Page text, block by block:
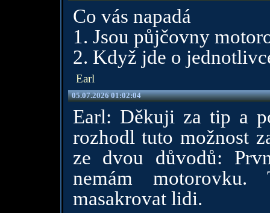
Co vás napadá
1. Jsou půjčovny
2. Když jde o
Earl
05.07.2026 01:02:04
Earl: Děkuji za tip a
rozhodl tuto možnost
ze dvou důvodů:
nemám
masakrovat lidi.